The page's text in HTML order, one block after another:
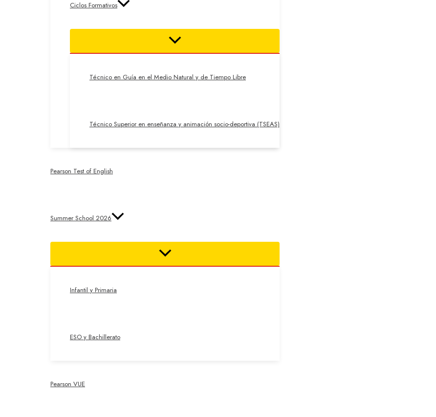
Ciclos Formativos
Técnico en Guía en el Medio Natural y de Tiempo Libre
Técnico Superior en enseñanza y animación socio-deportiva (TSEAS)
Pearson Test of English
Summer School 2026
Infantil y Primaria
ESO y Bachillerato
Pearson VUE